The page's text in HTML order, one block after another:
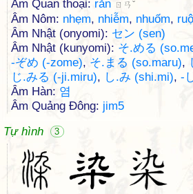
Âm Quan thoại: rǎn ㄖㄢˇ
Âm Nôm: nhẹm, nhiễm, nhuốm,
Âm Nhật (onyomi): セン (sen)
Âm Nhật (kunyomi): そ.める
-ぞめ (-zome), そ.まる (so.maru),
じ.みる (-ji.miru), し.み (shi.mi), -
Âm Hàn: 염
Âm Quảng Đông: jim5
Tự hình
3